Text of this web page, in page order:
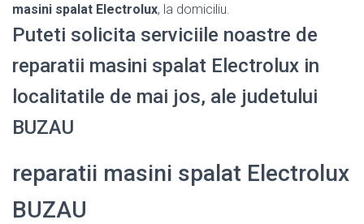
masini spalat Electrolux, la domiciliu.
Puteti solicita serviciile noastre de
reparatii masini spalat Electrolux in
localitatile de mai jos, ale judetului
BUZAU
reparatii masini spalat Electrolux
BUZAU